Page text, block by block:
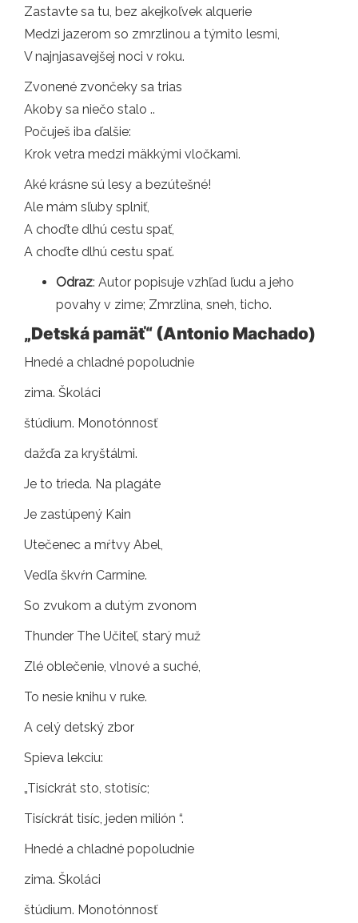
Zastavte sa tu, bez akejkoľvek alquerie
Medzi jazerom so zmrzlinou a týmito lesmi,
V najnjasavejšej noci v roku.
Zvonené zvončeky sa trias
Akoby sa niečo stalo ..
Počuješ iba ďalšie:
Krok vetra medzi mäkkými vločkami.
Aké krásne sú lesy a bezútešné!
Ale mám sľuby splniť,
A choďte dlhú cestu spať,
A choďte dlhú cestu spať.
Odraz: Autor popisuje vzhľad ľudu a jeho
povahy v zime; Zmrzlina, sneh, ticho.
„Detská pamäť“ (Antonio Machado)
Hnedé a chladné popoludnie
zima. Školáci
štúdium. Monotónnosť
dažďa za kryštálmi.
Je to trieda. Na plagáte
Je zastúpený Kain
Utečenec a mŕtvy Abel,
Vedľa škvŕn Carmine.
So zvukom a dutým zvonom
Thunder The Učiteľ, starý muž
Zlé oblečenie, vlnové a suché,
To nesie knihu v ruke.
A celý detský zbor
Spieva lekciu:
„Tisíckrát sto, stotisíc;
Tisíckrát tisíc, jeden milión “.
Hnedé a chladné popoludnie
zima. Školáci
štúdium. Monotónnosť